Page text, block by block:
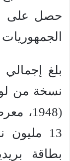
حصل على
الجمهوريات
بلغ إجمالي
نسخة من
13
بطاقة